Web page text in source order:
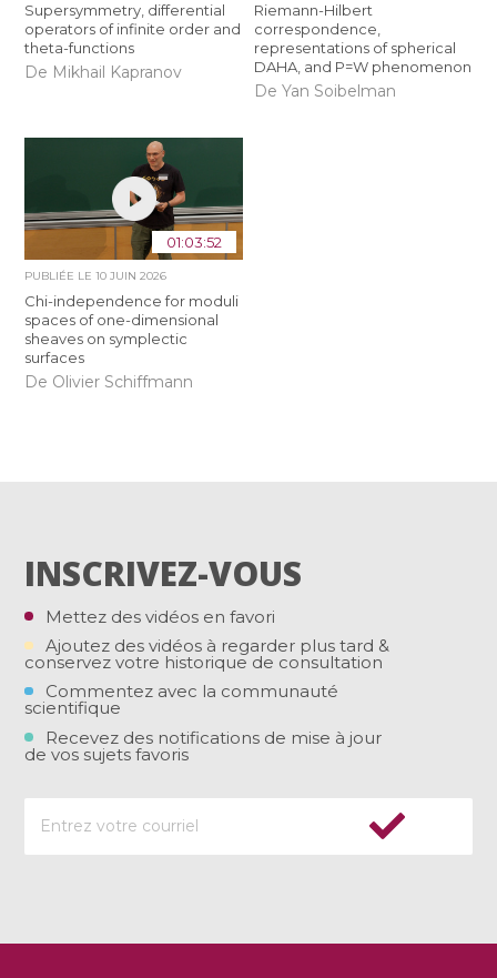
Supersymmetry, differential
operators of infinite order and
theta-functions
De Mikhail Kapranov
Riemann-Hilbert
correspondence,
representations of spherical
DAHA, and P=W phenomenon
De Yan Soibelman
01:03:52
PUBLIÉE LE10 JUIN 2026
Chi-independence for moduli
spaces of one-dimensional
sheaves on symplectic
surfaces
De Olivier Schiffmann
INSCRIVEZ-VOUS
Mettez des vidéos en favori
Ajoutez des vidéos à regarder plus tard &
conservez votre historique de consultation
Commentez avec la communauté
scientifique
Recevez des notifications de mise à jour
de vos sujets favoris